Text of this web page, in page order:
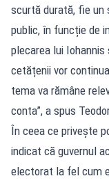
scurtă durată, fie un
public, în funcție de
plecarea lui
cetățenii vor
tema va rămâne
conta”, a spus
În ceea ce privește
indicat că guvernul
electorat la fel cum